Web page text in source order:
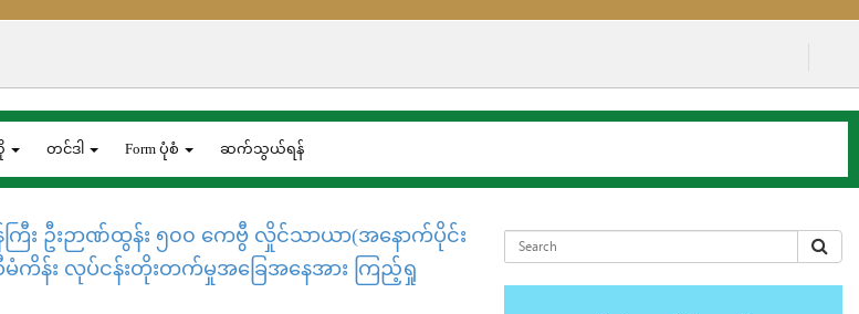
တင်ဒါ Form ပုံစံ ဆက်သွယ်ရန်
ကြီး ဦးဉာဏ်ထွန်း ၅၀၀ ကေဗွီ လှိုင်သာယာ(အနောက်ပိုင်း
န်း လုပ်ငန်းတိုးတက်မှုအခြေအနေအား ကြည့်ရှု